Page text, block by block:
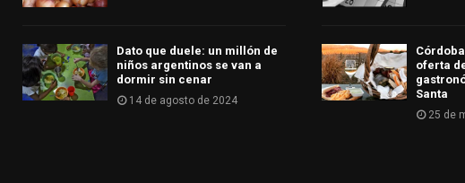
Dato que duele: un millón de
niños argentinos se van a
dormir sin cenar
14 de agosto de 2024
oferta
Santa
25 de